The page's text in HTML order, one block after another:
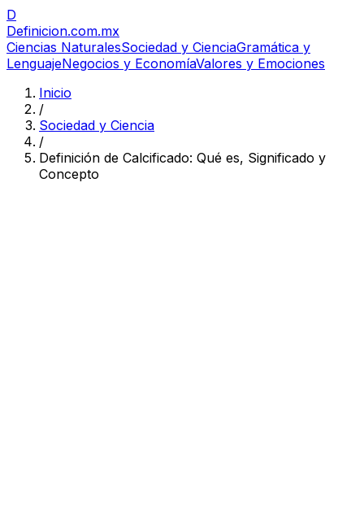
D
Definicion.com.mx
Ciencias NaturalesSociedad y CienciaGramática y
LenguajeNegocios y EconomíaValores y Emociones
Inicio
/
Sociedad y Ciencia
/
Definición de Calcificado: Qué es, Significado y
Concepto